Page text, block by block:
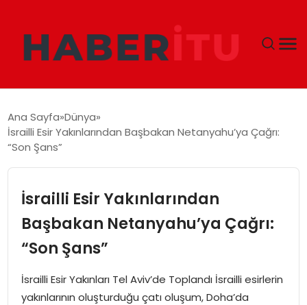
DÜNYA
TEKNOLOJI
EĞITIM
Ana Sayfa Dünya
İsrailli Esir Yakınlarından Başbakan Netanyahu’ya Çağrı:
“Son Şans”
İsrailli Esir Yakınlarından
Başbakan Netanyahu’ya Çağrı:
“Son Şans”
İsrailli Esir Yakınları Tel Aviv’de Toplandı İsrailli esirlerin
yakınlarının oluşturduğu çatı oluşum, Doha’da